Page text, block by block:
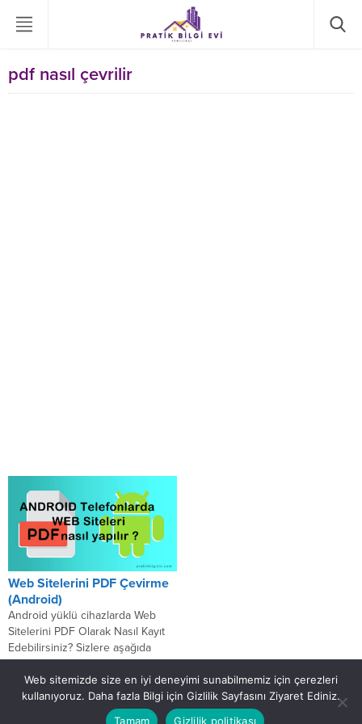
pdf nasıl çevrilir
Web Sitelerini PDF Çevirme
(Android)
Android yüklü cihazlarda Web
Sitelerini PDF Olarak Nasıl Kayıt
Edebilirsiniz? Sizlere aşağıda
resimli olarak Android yüklü mobil
cihazlarda “Web Sitelerini...
Artık herşey çok pratik
Web sitemizde size en iyi deneyimi sunabilmemiz için çerezleri
kullanıyoruz. Daha fazla Bilgi için Gizlilik Sayfasını Ziyaret Ediniz.
Tamam
Gizlilik politikası